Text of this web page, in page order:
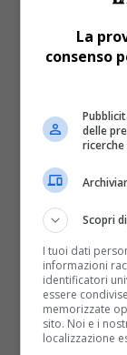
Agnese
brillano
Nuovo
campionato
squadre
La
consenso
delle
ricerche
Scopri
I tuoi dati
informazioni
identificatori
essere
memorizzate
sito. Noi e i
localizzazione